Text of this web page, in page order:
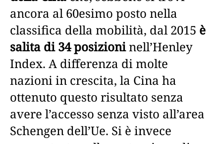
ancora al 60esimo posto nella
classifica della mobilità, dal 2015 è
salita di 34 posizioninell’Henley
Index. A differenza di molte
nazioni in crescita, la Cina ha
ottenuto questo risultato senza
avere l’accesso senza visto all’area
Schengen dell’Ue. Si è invece